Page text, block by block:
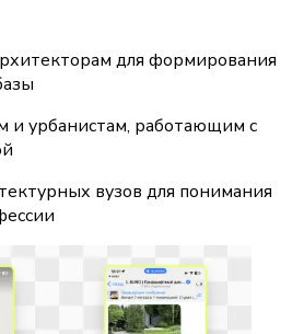
для формирования
и урбанистам, работающим с
вузов для понимания